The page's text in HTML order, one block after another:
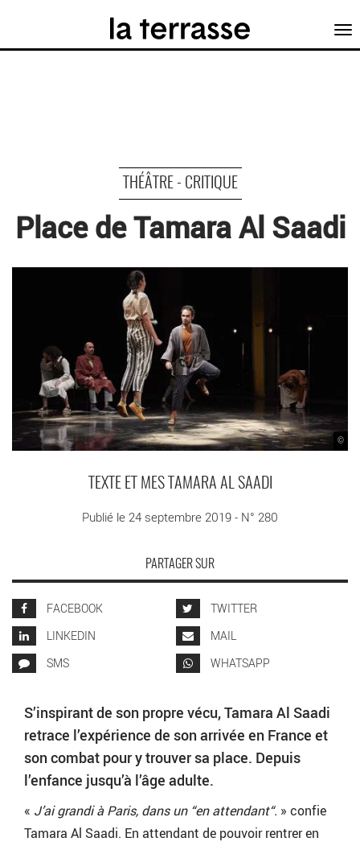
THÉÂTRE - CRITIQUE
Place de Tamara Al Saadi
©
TEXTE ET MES TAMARA AL SAADI
Publié le 24 septembre 2019 - N° 280
PARTAGER SUR
FACEBOOK
TWITTER
LINKEDIN
MAIL
SMS
WHATSAPP
S’inspirant de son propre vécu, Tamara Al Saadi
retrace l’expérience de son arrivée en France et
son combat pour y trouver sa place. Depuis
l’enfance jusqu’à l’âge adulte.
« J’ai grandi à Paris, dans un “en attendant“. » confie
Tamara Al Saadi. En attendant de pouvoir rentrer en